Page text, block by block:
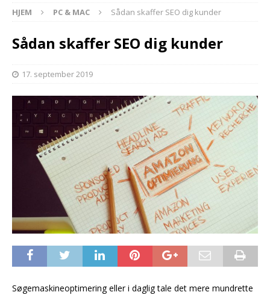
HJEM PC & MAC Sådan skaffer SEO dig kunder
Sådan skaffer SEO dig kunder
17. september 2019
Søgemaskineoptimering eller i daglig tale det mere mundrette